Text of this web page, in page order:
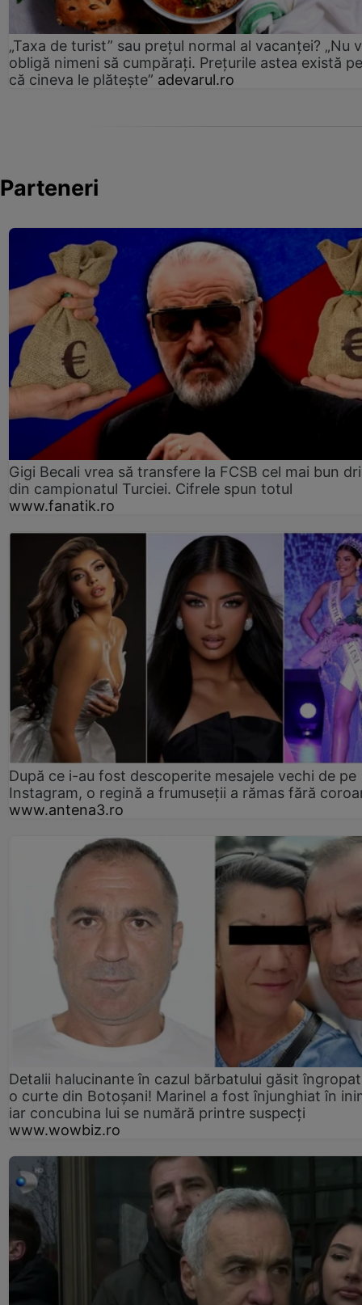
„Taxa de turist” sau prețul normal al vacanței? „Nu
obligă nimeni să cumpărați. Prețurile astea există
că cineva le plătește” adevarul.ro
Parteneri
Gigi Becali vrea să transfere la FCSB cel mai bun
din campionatul Turciei. Cifrele spun totul
www.fanatik.ro
După ce i-au fost descoperite mesajele vechi de pe
Instagram, o regină a frumuseții a rămas fără
www.antena3.ro
Detalii halucinante în cazul bărbatului găsit
o curte din Botoșani! Marinel a fost înjunghiat în
iar concubina lui se numără printre suspecți
www.wowbiz.ro